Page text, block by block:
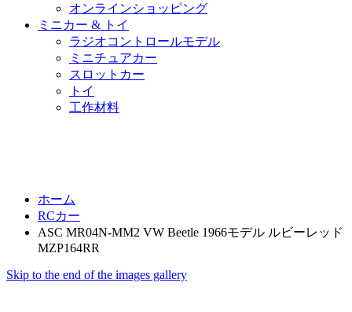
オンラインショッピング
ミニカー & トイ
ラジオコントロールモデル
ミニチュアカー
スロットカー
トイ
工作材料
ホーム
RCカー
ASC MR04N-MM2 VW Beetle 1966モデル ルビーレッド
MZP164RR
Skip to the end of the images gallery